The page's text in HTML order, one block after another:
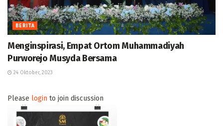
BERITA
Menginspirasi, Empat Ortom Muhammadiyah
Purworejo Musyda Bersama
24 Oktober, 2023
Please login to join discussion